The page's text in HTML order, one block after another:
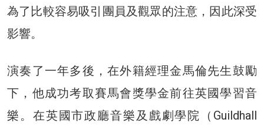
為了比較容易吸引團員及觀眾的注意，因此深受
影響。
演奏了一年多後，在外籍經理金馬倫先生鼓勵
下，他成功考取賽馬會獎學金前往英國學習音
樂。在英國市政廳音樂及戲劇學院（Guildhall